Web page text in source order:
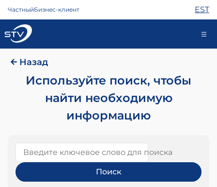
ЧастныйБизнес-клиент EST
kontakt@stv.ee
Самообслуживание
Телефон
Помощь
Магазин
Назад
Используйте поиск, чтобы
найти необходимую
информацию
Введите ключевое слово для поиска